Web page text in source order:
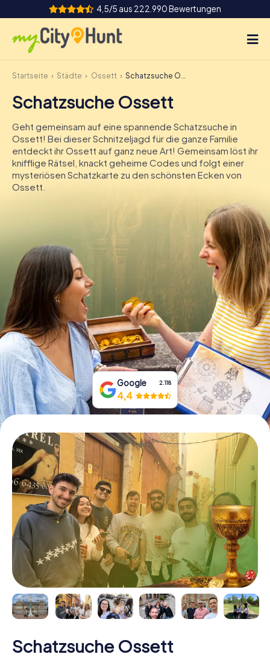
4,5/5 aus 222.990 Bewertungen
So funktioniert's
Städte
Touren
Teamevent
Tickets
DE
IE
IT
Tickets buchen
Gutscheine bestellen
Startseite Städte Ossett Schatzsuche Ossett
Schatzsuche Ossett
Geht gemeinsam auf eine spannende Schatzsuche in
Ossett! Bei dieser Schnitzeljagd für die ganze Familie
entdeckt ihr Ossett auf ganz neue Art! Gemeinsam löst ihr
knifflige Rätsel, knackt geheime Codes und folgt einer
mysteriösen Schatzkarte zu den schönsten Ecken von
Ossett.
Google 2.118
4,4
Schatzsuche Ossett